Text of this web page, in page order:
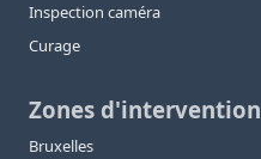
Inspection caméra
Curage
Zones d'intervention
Bruxelles